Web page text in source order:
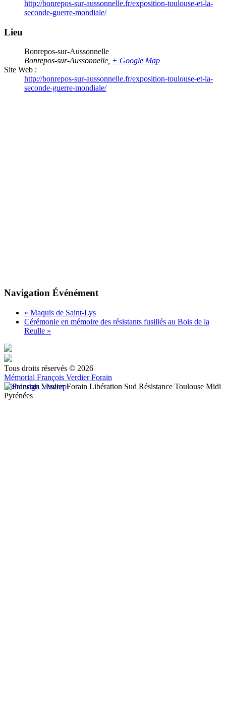
http://bonrepos-sur-aussonnelle.fr/exposition-toulouse-et-la-
seconde-guerre-mondiale/
Lieu
Bonrepos-sur-Aussonnelle
Bonrepos-sur-Aussonnelle + Google Map
Site Web :
http://bonrepos-sur-aussonnelle.fr/exposition-toulouse-et-la-
seconde-guerre-mondiale/
Navigation Événément
« Maquis de Saint-Lys
Cérémonie en mémoire des résistants fusillés au Bois de la
Reulle »
Tous droits réservés © 2026
Mémorial François Verdier Forain
Webdesign : Awerpi